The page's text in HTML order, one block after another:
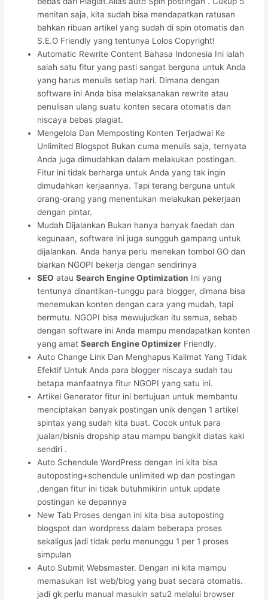
menitan saja, kita sudah bisa mendapatkan ratusan
bahkan ribuan artikel yang sudah di spin otomatis dan
S.E.O Friendly yang tentunya Lolos Copyright!
Automatic Rewrite Content Bahasa Indonesia Ini ialah
salah satu fitur yang pasti sangat berguna untuk Anda
yang harus menulis setiap hari. Dimana dengan
software ini Anda bisa melaksanakan rewrite atau
penulisan ulang suatu konten secara otomatis dan
niscaya bebas plagiat.
Mengelola Dan Memposting Konten Terjadwal Ke
Unlimited Blogspot Bukan cuma menulis saja, ternyata
Anda juga dimudahkan dalam melakukan postingan.
Fitur ini tidak berharga untuk Anda yang tak ingin
dimudahkan kerjaannya. Tapi terang berguna untuk
orang-orang yang menentukan melakukan pekerjaan
dengan pintar.
Mudah Dijalankan Bukan hanya banyak faedah dan
kegunaan, software ini juga sungguh gampang untuk
dijalankan. Anda hanya perlu menekan tombol GO dan
biarkan NGOPI bekerja dengan sendirinya
SEO atauSearch Engine Optimization Ini yang
tentunya dinantikan-tunggu para blogger, dimana bisa
menemukan konten dengan cara yang mudah, tapi
bermutu. NGOPI bisa mewujudkan itu semua, sebab
dengan software ini Anda mampu mendapatkan konten
yang amatSearch Engine Optimizer Friendly.
Auto Change Link Dan Menghapus Kalimat Yang Tidak
Efektif Untuk Anda para blogger niscaya sudah tau
betapa manfaatnya fitur NGOPI yang satu ini.
Artikel Generator fitur ini bertujuan untuk membantu
menciptakan banyak postingan unik dengan 1 artikel
spintax yang sudah kita buat. Cocok untuk para
jualan/bisnis dropship atau mampu bangkit diatas kaki
sendiri .
Auto Schendule WordPress dengan ini kita bisa
autoposting+schendule unlimited wp dan postingan
,dengan fitur ini tidak butuhmikirin untuk update
postingan ke depannya
New Tab Proses dengan ini kita bisa autoposting
blogspot dan wordpress dalam beberapa proses
sekaligus jadi tidak perlu menunggu 1 per 1 proses
simpulan
Auto Submit Websmaster. Dengan ini kita mampu
memasukan list web/blog yang buat secara otomatis.
jadi gk perlu manual masukin satu2 melalui browser